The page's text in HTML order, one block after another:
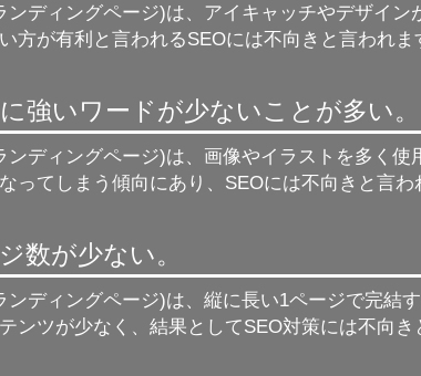
ンディングページ)は、アイキャッチやデザイ
方が有利と言われるSEOには不向きと言われま
強いワードが少ないことが多い。
ンディングページ)は、画像やイラストを多く使
ってしまう傾向にあり、SEOには不向きと言わ
数が少ない。
ンディングページ)は、縦に長い1ページで完結す
ンツが少なく、結果としてSEO対策には不向き